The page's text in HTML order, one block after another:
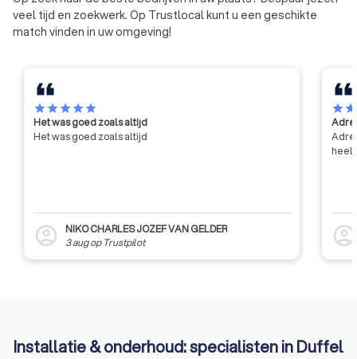
veel tijd en zoekwerk. Op Trustlocal kunt u een geschikte
match vinden in uw omgeving!
starstarstarstarstar
Het was goed zoals altijd
Het was goed zoals altijd
account_circle
NIKO CHARLES JOZEF VAN GELDER
3 augop Trustpilot
starstar
heel
account_circle
Installatie & onderhoud: specialisten in Duffel